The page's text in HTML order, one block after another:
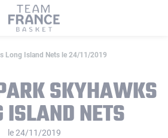
Long Island Nets le 24/11/2019
SKYHAWKS
ISLAND NETS
le 24/11/2019